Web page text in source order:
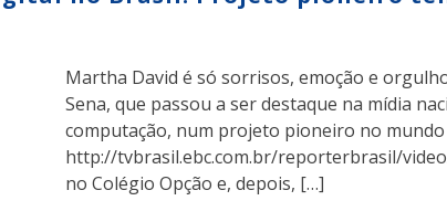
Martha David é só sorrisos, emoção e
Sena, que passou a ser destaque na mídia
computação, num projeto pioneiro no
http://tvbrasil.ebc.com.br/reporterbrasil/
no Colégio Opção e, depois, […]